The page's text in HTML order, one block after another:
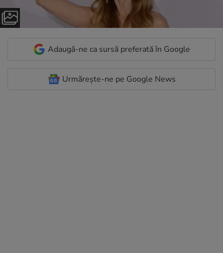
Adaugă-ne ca sursă preferată în Google
Urmărește-ne pe Google News